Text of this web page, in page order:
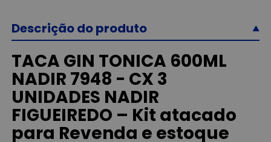
Descrição do produto
TACA GIN TONICA 600ML
NADIR 7948 - CX 3
UNIDADES NADIR
FIGUEIREDO – Kit atacado
para Revenda e estoque